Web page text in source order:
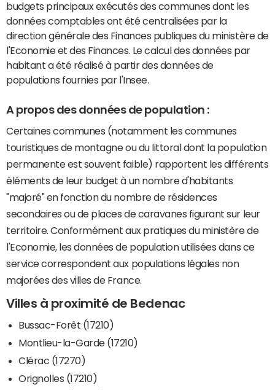
budgets principaux exécutés des communes dont les
données comptables ont été centralisées par la
direction générale des Finances publiques du ministère de
l'Economie et des Finances. Le calcul des données par
habitant a été réalisé à partir des données de
populations fournies par l'Insee.
A propos des données de population :
Certaines communes (notamment les communes
touristiques de montagne ou du littoral dont la population
permanente est souvent faible) rapportent les différents
éléments de leur budget à un nombre d'habitants
"majoré" en fonction du nombre de résidences
secondaires ou de places de caravanes figurant sur leur
territoire. Conformément aux pratiques du ministère de
l'Economie, les données de population utilisées dans ce
service correspondent aux populations légales non
majorées des villes de France.
Villes à proximité de Bedenac
Bussac-Forêt (17210)
Montlieu-la-Garde (17210)
Clérac (17270)
Orignolles (17210)